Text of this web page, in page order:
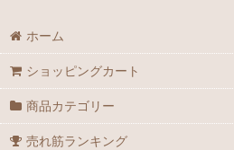
プレミアムブランド牡蠣
ホーム
ショッピングカート
商品カテゴリー
売れ筋ランキング